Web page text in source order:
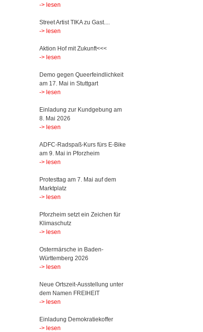
-> lesen
Street Artist TIKA zu Gast....
-> lesen
Aktion Hof mit Zukunft<<<
-> lesen
Demo gegen Queerfeindlichkeit
am 17. Mai in Stuttgart
-> lesen
Einladung zur Kundgebung am
8. Mai 2026
-> lesen
ADFC-Radspaß-Kurs fürs E-Bike
am 9. Mai in Pforzheim
-> lesen
Protesttag am 7. Mai auf dem
Marktplatz
-> lesen
Pforzheim setzt ein Zeichen für
Klimaschutz
-> lesen
Ostermärsche in Baden-
Württemberg 2026
-> lesen
Neue Ortszeit-Ausstellung unter
dem Namen FREIHEIT
-> lesen
Einladung Demokratiekoffer
-> lesen